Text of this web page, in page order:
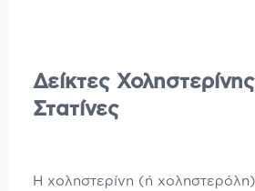
Δείκτες
Στατίνες
Η χοληστερίνη (ή χοληστερόλη)